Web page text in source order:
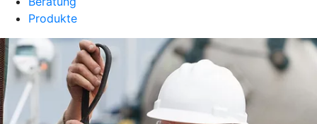
Produkte